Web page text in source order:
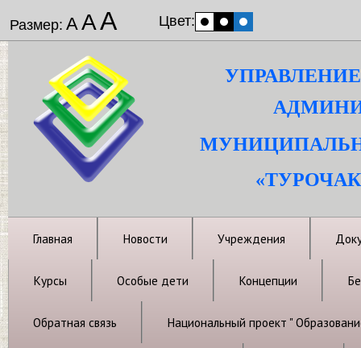
Размер: ААА Цвет:
Главная Новости Учреждения
Курсы Особые дети Концепции
Обратная связь Национальный проект "